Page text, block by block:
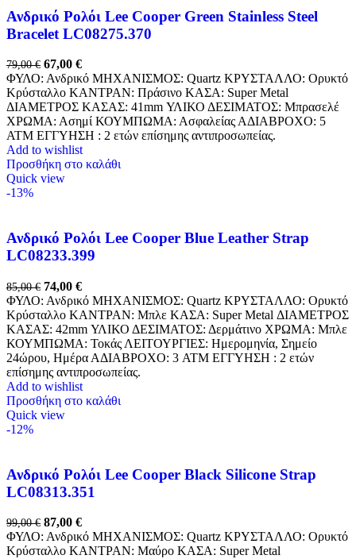
Ανδρικό Ρολόι Lee Cooper Green Stainless Steel
Bracelet LC08275.370
79,00€ 67,00 €
ΦΥΛΟ: Ανδρικό ΜΗΧΑΝΙΣΜΟΣ: Quartz ΚΡΥΣΤΑΛΛΟ: Ορυκτό
Κρύσταλλο ΚΑΝΤΡΑΝ: Πράσινο ΚΑΣΑ: Super Metal
ΔΙΑΜΕΤΡΟΣ ΚΑΣΑΣ: 41mm ΥΛΙΚΟ ΔΕΣΙΜΑΤΟΣ: Μπρασελέ
ΧΡΩΜΑ: Ασημί ΚΟΥΜΠΩΜΑ: Ασφαλείας ΑΔΙΑΒΡΟΧΟ: 5
ATM ΕΓΓΥΗΣΗ : 2 ετών επίσημης αντιπροσωπείας.
Add to wishlist
Προσθήκη στο καλάθι
Quick view
-13%
Ανδρικό Ρολόι Lee Cooper Blue Leather Strap
LC08233.399
85,00€ 74,00 €
ΦΥΛΟ: Ανδρικό ΜΗΧΑΝΙΣΜΟΣ: Quartz ΚΡΥΣΤΑΛΛΟ: Ορυκτό
Κρύσταλλο ΚΑΝΤΡΑΝ: Mπλε ΚΑΣΑ: Super Metal ΔΙΑΜΕΤΡΟΣ
ΚΑΣΑΣ: 42mm ΥΛΙΚΟ ΔΕΣΙΜΑΤΟΣ: Δερμάτινο ΧΡΩΜΑ: Μπλε
ΚΟΥΜΠΩΜΑ: Τοκάς ΛΕΙΤΟΥΡΓΙΕΣ: Ημερομηνία, Σημείο
24ώρου, Ημέρα ΑΔΙΑΒΡΟΧΟ: 3 ATM ΕΓΓΥΗΣΗ : 2 ετών
επίσημης αντιπροσωπείας.
Add to wishlist
Προσθήκη στο καλάθι
Quick view
-12%
Ανδρικό Ρολόι Lee Cooper Black Silicone Strap
LC08313.351
99,00€ 87,00 €
ΦΥΛΟ: Ανδρικό ΜΗΧΑΝΙΣΜΟΣ: Quartz ΚΡΥΣΤΑΛΛΟ: Ορυκτό
Κρύσταλλο ΚΑΝΤΡΑΝ: Mαύρο ΚΑΣΑ: Super Metal